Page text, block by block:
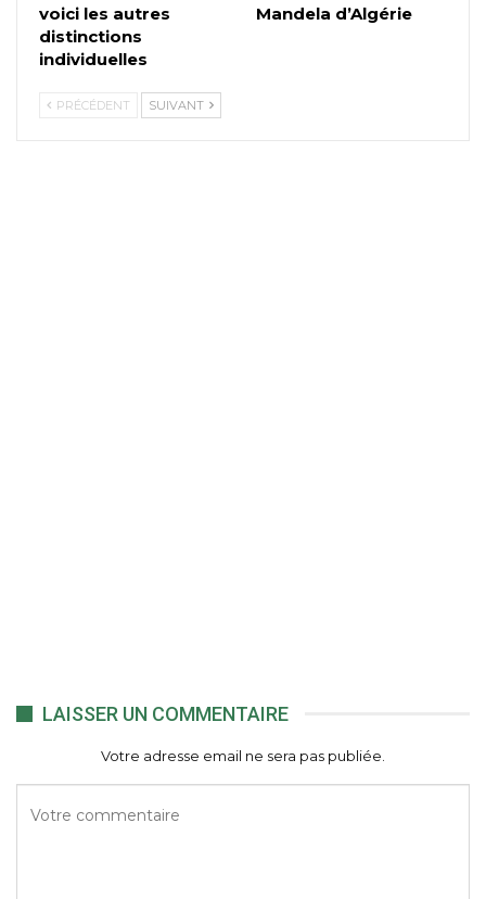
voici les autres
distinctions
individuelles
Mandela d’Algérie
PRÉCÉDENT SUIVANT
LAISSER UN COMMENTAIRE
Votre adresse email ne sera pas publiée.